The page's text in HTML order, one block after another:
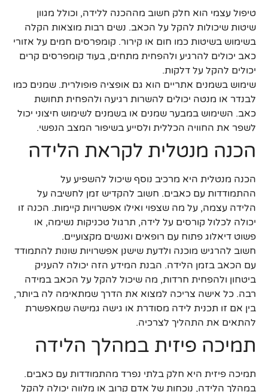
טיפול עצמי הוא חלק חשוב מההכנה ללידה, וכולל מגוון
שיטות שיכולות להקל על הכאב. נשים רבות מוצאות הקלה
בשימוש בשיטות כמו חום או קירור. קומפרסים חמים על אזורי
כאב יכולים להרגיע ולהפחית מתחים, בעוד קומפרסים קרים
יכולים להקל על דלקות.
שימוש בשמנים אתריים הוא גם אופציה פופולרית. שמנים כמו
לבנדר או מנטה יכולים להשרות רגיעה ולהפחית תחושת
כאב. השימוש במבער שמנים או בשמנים לשימוש חיצוני יכול
לשפר את החוויה הכללית ולסייע בשיפור המצב הנפשי.
הכנה מנטלית לקראת הלידה
הכנה מנטלית היא מרכיב נוסף שיכול להשפיע על
ההתמודדות עם כאבים. חשוב להקדיש זמן לחשיבה על
הלידה עצמה, על מה שצפוי ואילו אפשרויות קיימות. הכנה זו
יכולה לכלול קורסים על לידה, תרגול טכניקות נשימה, או
פשוט דיאלוג פתוח עם רופאים ואנשים מקצועיים.
חשוב להרגיש מוכנה ולדעת שישנן אפשרויות שונות להתמודד
עם הכאב בזמן הלידה. הבנת המידע הזה יכולה להעניק
ביטחון ולהפחית חרדות, מה שיכול להקל על הכאב במידה
רבה. כל אישה צריכה למצוא את הדרך שמתאימה לה ביותר,
בין אם זו תכנית לידה מסודרת או גישה גמישה שמאפשרת
להתאים את התהליך לצרכיה.
תמיכה פיזית במהלך הלידה
תמיכה פיזית היא חלק בלתי נפרד מהתמודדות עם כאבים.
במהלך הלידה, נוכחות של אדם קרוב או מלווה יכולה להקל